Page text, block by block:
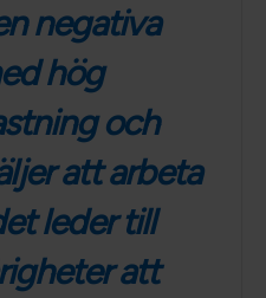
negativa
hög
och
att arbeta
leder till
att